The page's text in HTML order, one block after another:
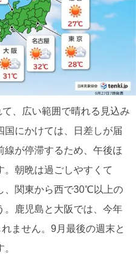
、広い範囲で晴れる見込み
国にかけては、日差しが届
線が停滞するため、午後ほ
。朝晩は過ごしやすくて
、関東から西で30℃以上の
。鹿児島と大阪では、今年
ません。9月最後の週末と